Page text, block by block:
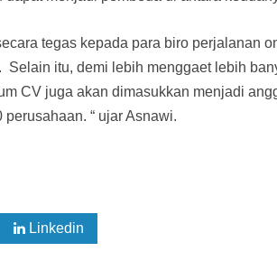
tegas kepada para biro perjalanan
itu, demi lebih menggaet lebih
CV juga akan dimasukkan menjadi
“ ujar Asnawi.
Linkedin